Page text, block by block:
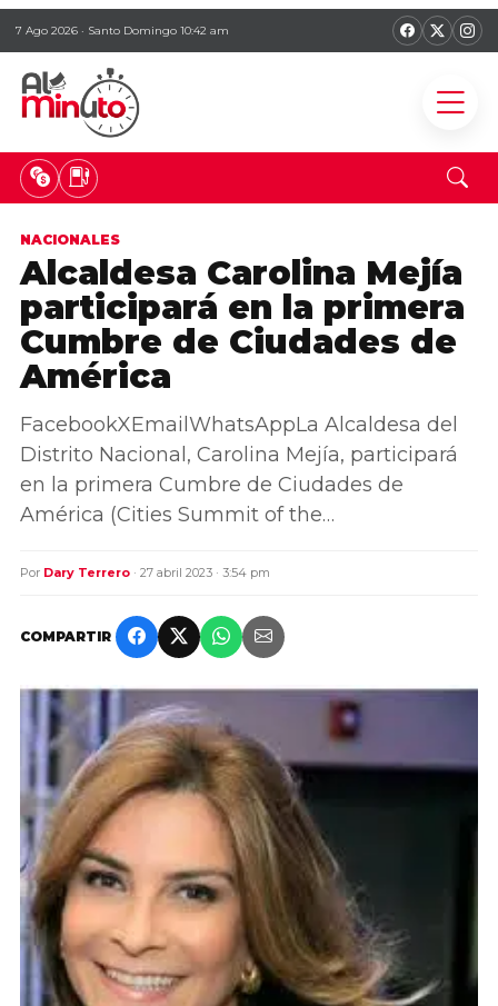
7 Ago 2026 · Santo Domingo 10:42 am
NACIONALES
Alcaldesa Carolina Mejía
participará en la primera
Cumbre de Ciudades de
América
FacebookXEmailWhatsAppLa Alcaldesa del
Distrito Nacional, Carolina Mejía, participará
en la primera Cumbre de Ciudades de
América (Cities Summit of the…
Por Dary Terrero · 27 abril 2023 · 3:54 pm
COMPARTIR